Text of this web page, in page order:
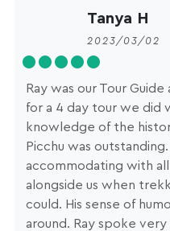
Tanya H
2023/03/02
Ray was our Tour
for a 4 day tour we did
knowledge of the
Picchu was
accommodating with
alongside us when
could. His sense of
around. Ray spoke very